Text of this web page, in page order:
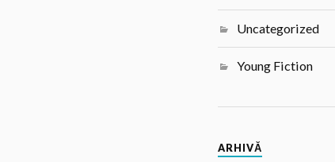
Uncategorized
Young Fiction
ARHIVĂ